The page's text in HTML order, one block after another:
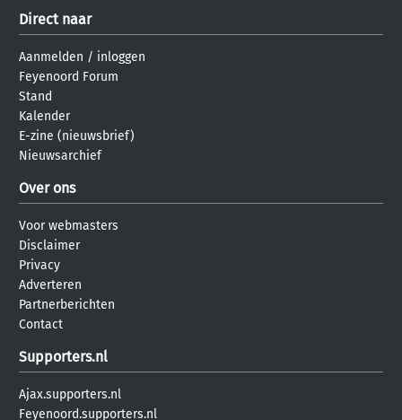
Direct naar
Aanmelden / inloggen
Feyenoord Forum
Stand
Kalender
E-zine (nieuwsbrief)
Nieuwsarchief
Over ons
Voor webmasters
Disclaimer
Privacy
Adverteren
Partnerberichten
Contact
Supporters.nl
Ajax.supporters.nl
Feyenoord.supporters.nl